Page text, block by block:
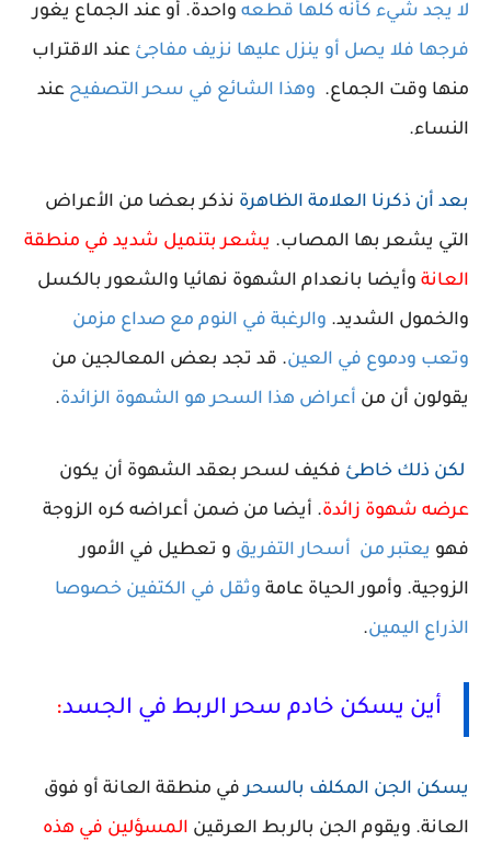
لا يجد شيء كأنه كلها قطعه واحدة. أو عند الجماع يغور
فرجها فلا يصل أو ينزل عليها نزيف مفاجئ عند الاقتراب
منها وقت الجماع. وهذا الشائع في سحر التصفيح عند
النساء.
بعد أن ذكرنا العلامة الظاهرة نذكر بعضا من الأعراض
التي يشعر بها المصاب. يشعر بتنميل شديد في منطقة
العانة وأيضا بانعدام الشهوة نهائيا والشعور بالكسل
والخمول الشديد. والرغبة في النوم مع صداع مزمن
وتعب ودموع في العين. قد تجد بعض المعالجين من
يقولون أن من أعراض هذا السحر هو الشهوة الزائدة.
لكن ذلك خاطئ فكيف لسحر بعقد الشهوة أن يكون
عرضه شهوة زائدة. أيضا من ضمن أعراضه كره الزوجة
فهو يعتبر من أسحار التفريق و تعطيل في الأمور
الزوجية. وأمور الحياة عامة وثقل في الكتفين خصوصا
الذراع اليمين.
أين يسكن خادم سحر الربط في الجسد:
يسكن الجن المكلف بالسحر في منطقة العانة أو فوق
العانة. ويقوم الجن بالربط العرقين المسؤلين في هذه